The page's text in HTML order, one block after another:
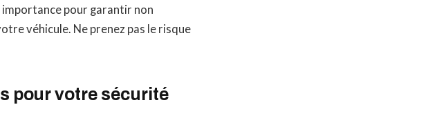
importance pour garantir non
véhicule. Ne prenez pas le risque
pour votre sécurité